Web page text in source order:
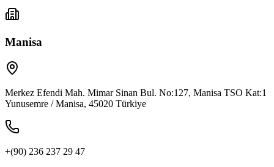
Manisa
Merkez Efendi Mah. Mimar Sinan Bul. No:127, Manisa TSO Kat:1
Yunusemre / Manisa, 45020 Türkiye
+(90) 236 237 29 47